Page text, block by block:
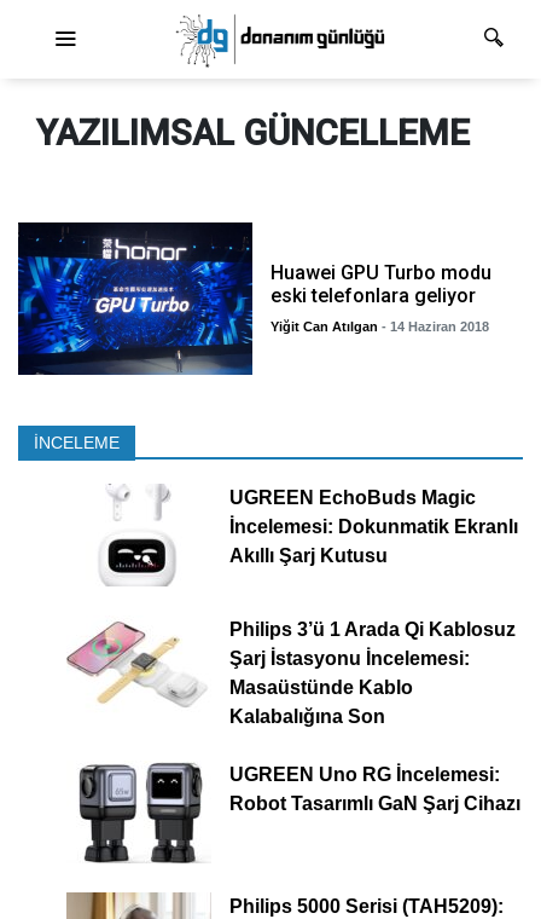
YAZILIMSAL GÜNCELLEME
Huawei GPU Turbo modu
eski telefonlara geliyor
Yiğit Can Atılgan - 14 Haziran 2018
İNCELEME
UGREEN EchoBuds Magic
İncelemesi: Dokunmatik Ekranlı
Akıllı Şarj Kutusu
Philips 3’ü 1 Arada Qi Kablosuz
Şarj İstasyonu İncelemesi:
Masaüstünde Kablo
Kalabalığına Son
UGREEN Uno RG İncelemesi:
Robot Tasarımlı GaN Şarj Cihazı
Philips 5000 Serisi (TAH5209):